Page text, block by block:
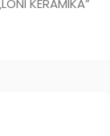
KERAMIKA”